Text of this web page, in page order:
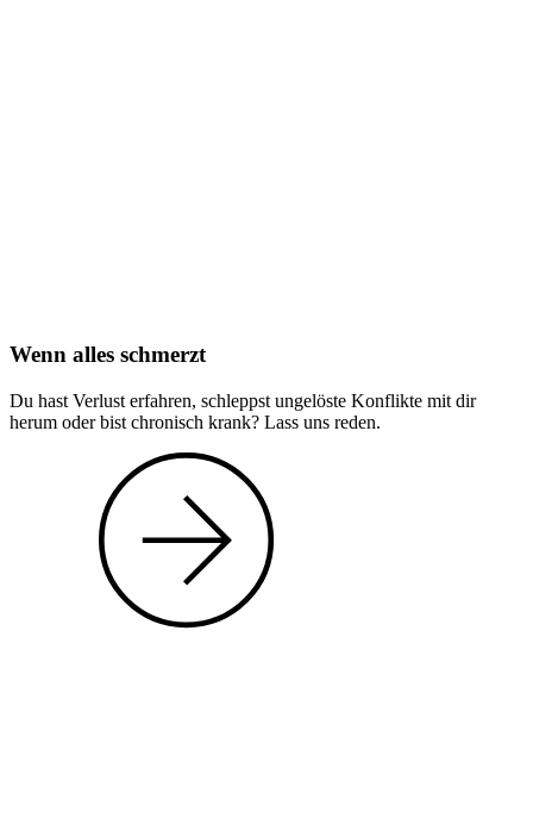
Wenn alles schmerzt
Du hast Verlust erfahren, schleppst ungelöste Konflikte mit dir
herum oder bist chronisch krank? Lass uns reden.